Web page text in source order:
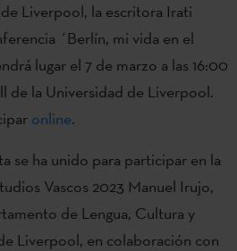
Liverpool, la escritora Irati
´Berlín, mi vida en el
lugar el 7 de marzo a las 16:00
de la Universidad de Liverpool.
online.
se ha unido para participar en la
Vascos 2023 Manuel Irujo,
de Lengua, Cultura y
Liverpool, en colaboración con